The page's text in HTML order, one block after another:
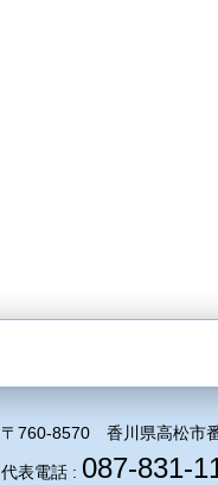
〒760-8570 香川県高松市
代表電話 : 087-831-